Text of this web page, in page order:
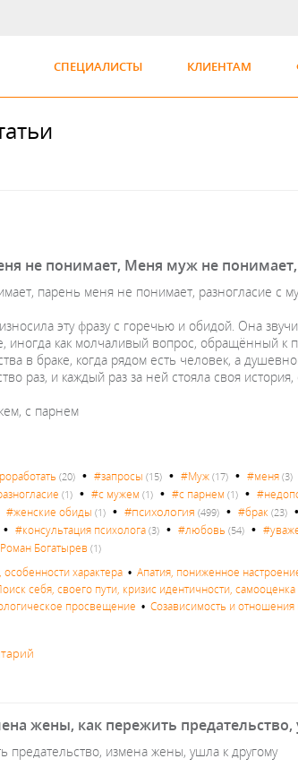
СПЕЦИАЛИСТЫ КЛИЕНТАМ
не понимает, Меня муж не
парень меня не понимает, разногласие с
эту фразу с горечью и обидой. Она
иногда как молчаливый вопрос, обращённый
в браке, когда рядом есть человек, а
раз, и каждый раз за ней стояла своя
с парнем
(20) •#запросы (15) •#Муж (17) •#меня (3)
(1) •#с мужем (1) •#с парнем (1) •
#женские обиды (1) •#психология (499) •#брак (23)
•#консультация психолога (3) •#любовь (54) •
Богатырев (1)
характера •Апатия, пониженное
себя, своего пути, кризис идентичности, самооценка
просвещение •Созависимость и отношения
жены, как пережить
предательство, измена жены, ушла к другому